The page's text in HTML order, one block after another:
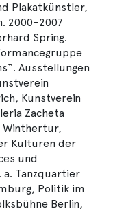
Plakatkünstler,
2000–2007
Spring.
Ausstellungen
Kunstverein
Zacheta
Winthertur,
Kulturen der
und
Tanzquartier
Politik im
Berlin,